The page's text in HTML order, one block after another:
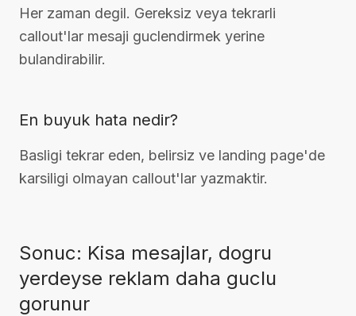
Her zaman degil. Gereksiz veya tekrarli
callout'lar mesaji guclendirmek yerine
bulandirabilir.
En buyuk hata nedir?
Basligi tekrar eden, belirsiz ve landing page'de
karsiligi olmayan callout'lar yazmaktir.
Sonuc: Kisa mesajlar, dogru
yerdeyse reklam daha guclu
gorunur